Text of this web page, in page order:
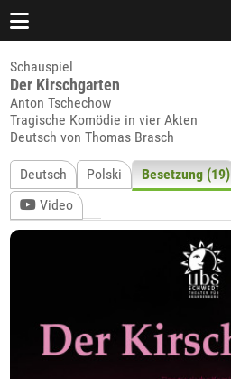
Schauspiel
Der Kirschgarten
Anton Tschechow
Tragische Komödie in vier Akten
Deutsch von Thomas Brasch
Deutsch Polski Besetzung (19)
Video